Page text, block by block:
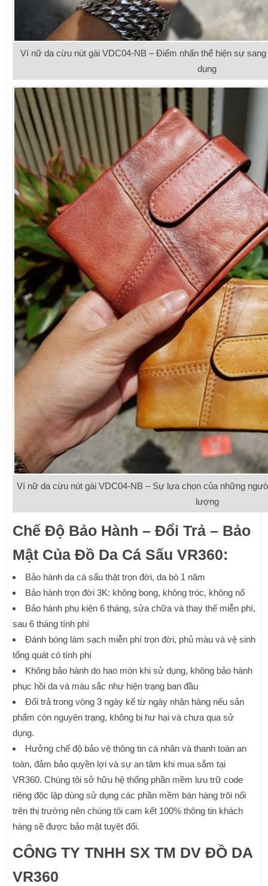
Ví nữ da cừu nút gài VDC04-NB – Điểm nhấn thể hiện sự
dụng
Ví nữ da cừu nút gài VDC04-NB – Sự lựa chọn của những
lượng
Chế Độ Bảo Hành – Đổi Trả – Bảo
Mật Của Đồ Da Cá Sấu VR360:
Bảo hành da cá sấu thật trọn đời, da bò 1 năm
Bảo hành trọn đời 3K: không bong, không tróc, không nổ
Bảo hành phụ kiện 6 tháng, sửa chữa và thay thế miễn phí,
sau 6 tháng tính phí
Đánh bóng làm sạch miễn phí trọn đời, phủ màu và vệ sinh
tổng quát có tính phí
Không bảo hành do hao mòn khi sử dụng, không bảo hành
phục hồi da và màu sắc như hiện trạng ban đầu
Đổi trả trong vòng 3 ngày kể từ ngày nhận hàng nếu sản
phẩm còn nguyên trạng, không bị hư hại và chưa qua sử
dụng.
Hưởng chế độ bảo vệ thông tin cá nhân và thanh toán an
toàn, đảm bảo quyền lợi và sự an tâm khi mua sắm tại
VR360. Chúng tôi sở hữu hệ thống phần mềm lưu trữ code
riêng độc lập dùng sử dụng các phần mềm bán hàng trôi nổi
trên thị trường nên chúng tôi cam kết 100% thông tin khách
hàng sẽ được bảo mật tuyệt đối.
CÔNG TY TNHH SX TM DV ĐỒ DA
VR360